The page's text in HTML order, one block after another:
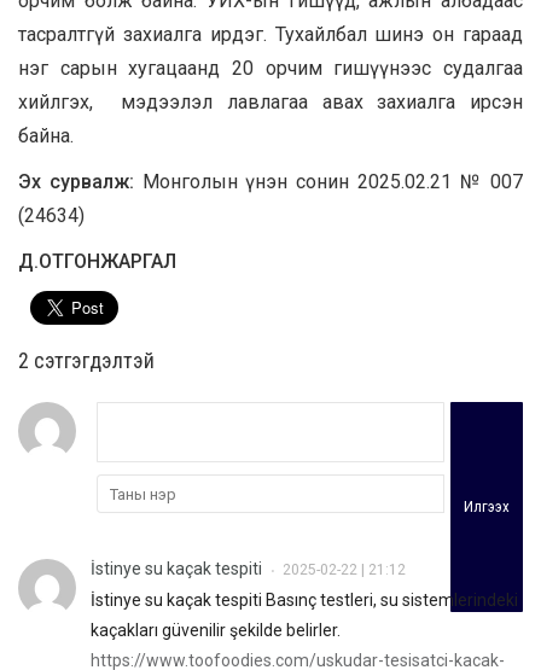
тасралтгүй захиалга ирдэг. Тухайлбал шинэ он гараад
нэг сарын хугацаанд 20 орчим гишүүнээс судалгаа
хийлгэх, мэдээлэл лавлагаа авах захиалга ирсэн
байна.
Эх сурвалж: Монголын үнэн сонин 2025.02.21 № 007
(24634)
Д.ОТГОНЖАРГАЛ
2 cэтгэгдэлтэй
Илгээх
İstinye su kaçak tespiti • 2025-02-22 | 21:12
İstinye su kaçak tespiti Basınç testleri, su sistemlerindeki
kaçakları güvenilir şekilde belirler.
https://www.toofoodies.com/uskudar-tesisatci-kacak-